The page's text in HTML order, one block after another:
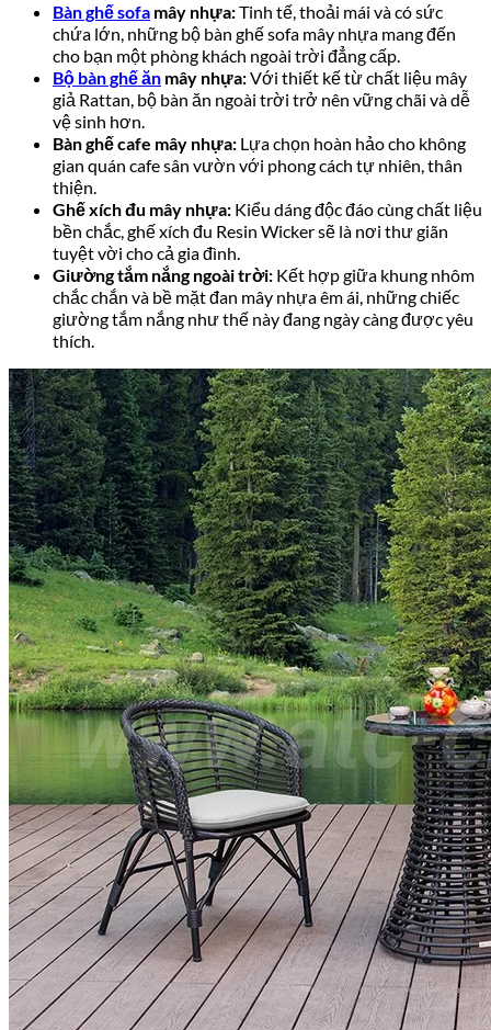
Bàn ghế sofa mây nhựa:Tinh tế, thoải mái và có sức
chứa lớn, những bộ bàn ghế sofa mây nhựa mang đến
cho bạn một phòng khách ngoài trời đẳng cấp.
Bộ bàn ghế ăn mây nhựa:Với thiết kế từ chất liệu mây
giả Rattan, bộ bàn ăn ngoài trời trở nên vững chãi và dễ
vệ sinh hơn.
Bàn ghế cafe mây nhựa: Lựa chọn hoàn hảo cho không
gian quán cafe sân vườn với phong cách tự nhiên, thân
thiện.
Ghế xích đu mây nhựa: Kiểu dáng độc đáo cùng chất liệu
bền chắc, ghế xích đu Resin Wicker sẽ là nơi thư giãn
tuyệt vời cho cả gia đình.
Giường tắm nắng ngoài trời: Kết hợp giữa khung nhôm
chắc chắn và bề mặt đan mây nhựa êm ái, những chiếc
giường tắm nắng như thế này đang ngày càng được yêu
thích.